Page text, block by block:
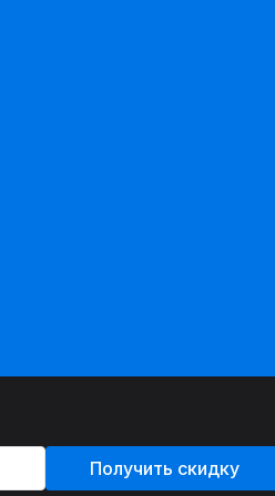
Получить скидку